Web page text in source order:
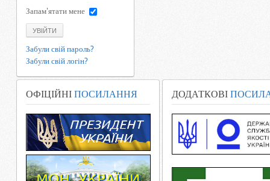
Запам'ятати мене
УВІЙТИ
Забули свій пароль?
Забули свій логін?
ОФІЦІЙНІ ПОСИЛАННЯ ДОДАТКОВІ